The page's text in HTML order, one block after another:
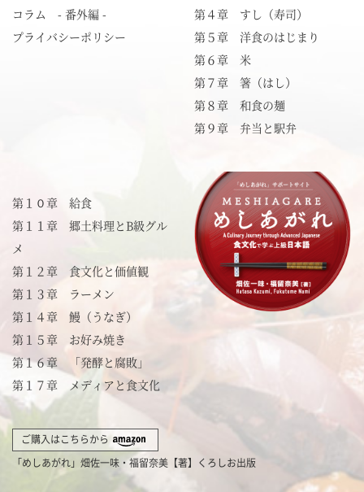
コラム - 番外編 -
プライバシーポリシー
第４章 すし（寿司）
第５章 洋食のはじまり
第６章 米
第７章 箸（はし）
第８章 和食の麺
第９章 弁当と駅弁
第１０章 給食
第１１章 郷土料理とB級グル
メ
第１２章 食文化と価値観
第１３章 ラーメン
第１４章 鰻（うなぎ）
第１５章 お好み焼き
第１６章 「発酵と腐敗」
第１７章 メディアと食文化
ご購入はこちらから
「めしあがれ」畑佐一味・福留奈美【著】くろしお出版